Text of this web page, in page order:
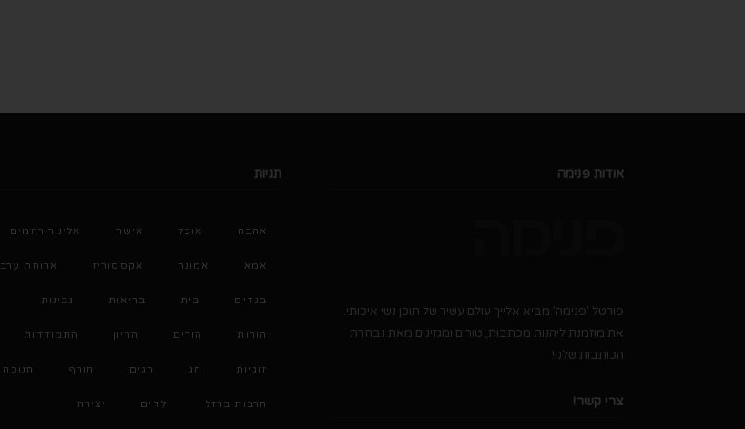
אודות פנימה
פורטל 'פנימה' מביא אלייך עולם עשיר של תוכן נשי איכותי.
את מוזמנת ליהנות מכתבות, טורים ומגזינים מאת נבחרת
הכותבות שלנו!
צרי קשר!
תגיות
אהבה אוכל אישה אלינור רחמים
אמא אמונה אקססוריז ארוחת ערב
בגדים בית בריאות גבינות
הורות הורים הריון התמודדות
זוגיות חג חגים חורף חנוכה
חרבות ברזל ילדים יצירה